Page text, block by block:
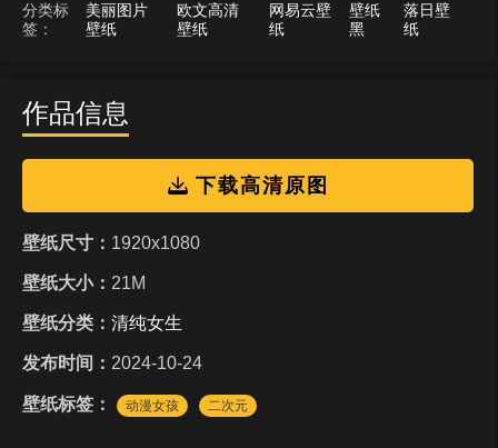
分类标
签：
美丽图片
壁纸
欧文高清
壁纸
网易云壁
纸
壁纸
黑
落日壁
纸
作品信息
下载高清原图
壁纸尺寸： 1920x1080
壁纸大小： 21M
壁纸分类： 清纯女生
发布时间： 2024-10-24
壁纸标签： 动漫女孩 二次元